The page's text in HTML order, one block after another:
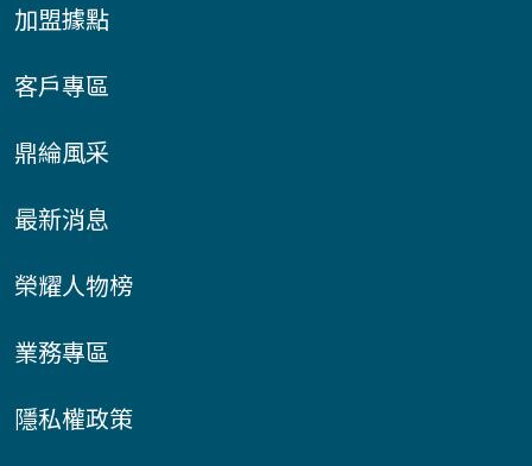
加盟據點
客戶專區
鼎綸風采
最新消息
榮耀人物榜
業務專區
隱私權政策